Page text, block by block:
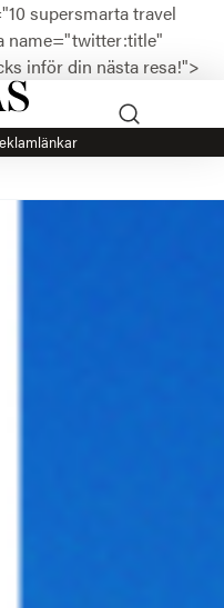
supersmarta travel
name="twitter:title"
inför din nästa resa!">